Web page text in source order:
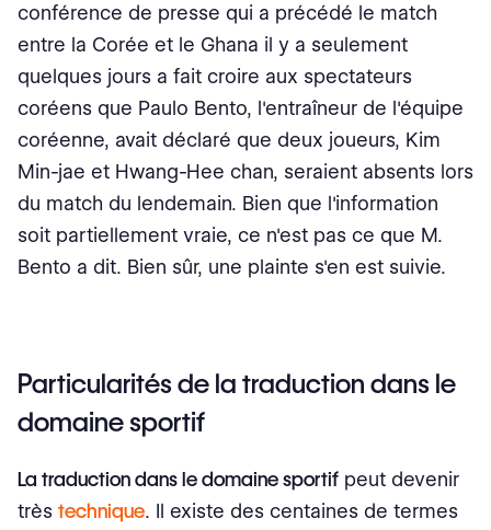
conférence de presse qui a précédé le match
entre la Corée et le Ghana il y a seulement
quelques jours a fait croire aux spectateurs
coréens que Paulo Bento, l'entraîneur de l'équipe
coréenne, avait déclaré que deux joueurs, Kim
Min-jae et Hwang-Hee chan, seraient absents lors
du match du lendemain. Bien que l'information
soit partiellement vraie, ce n'est pas ce que M.
Bento a dit. Bien sûr, une plainte s'en est suivie.
Particularités de la traduction dans le
domaine sportif
La traduction dans le domaine sportif peut devenir
très technique. Il existe des centaines de termes